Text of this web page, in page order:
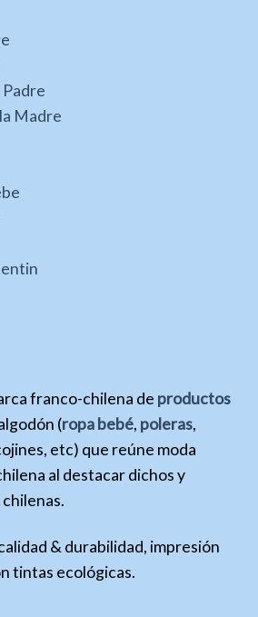
Madre
franco-chilena de productos
(ropa bebé, poleras,
etc) que reúne moda
al destacar dichos y
& durabilidad, impresión
tintas ecológicas.